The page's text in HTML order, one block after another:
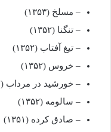
– مسلخ (۱۳۵۳)
– تنگنا (۱۳۵۲)
– تیغ آفتاب (۱۳۵۲)
– خروس (۱۳۵۲)
– خورشید در مرداب (۱۳۵۲)
– سالومه (۱۳۵۲)
– صادق کرده (۱۳۵۱)